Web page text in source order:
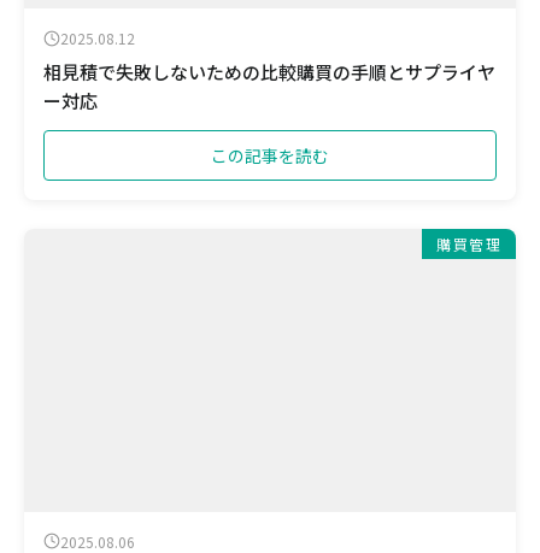
2025.08.12
相見積で失敗しないための比較購買の手順とサプライヤ
ー対応
この記事を読む
購買管理
2025.08.06